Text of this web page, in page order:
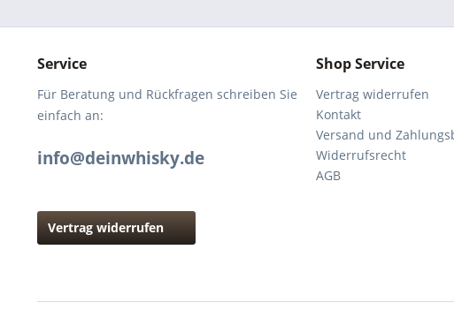
Service
Für Beratung und Rückfragen schreiben Sie
einfach an:
info@deinwhisky.de
Vertrag widerrufen
Shop Service
Vertrag widerrufen
Kontakt
Versand und
Widerrufsrecht
AGB